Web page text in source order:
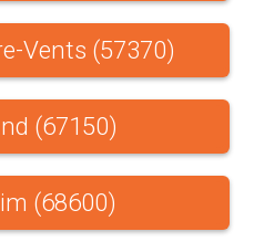
Vents (57370)
(67150)
(68600)